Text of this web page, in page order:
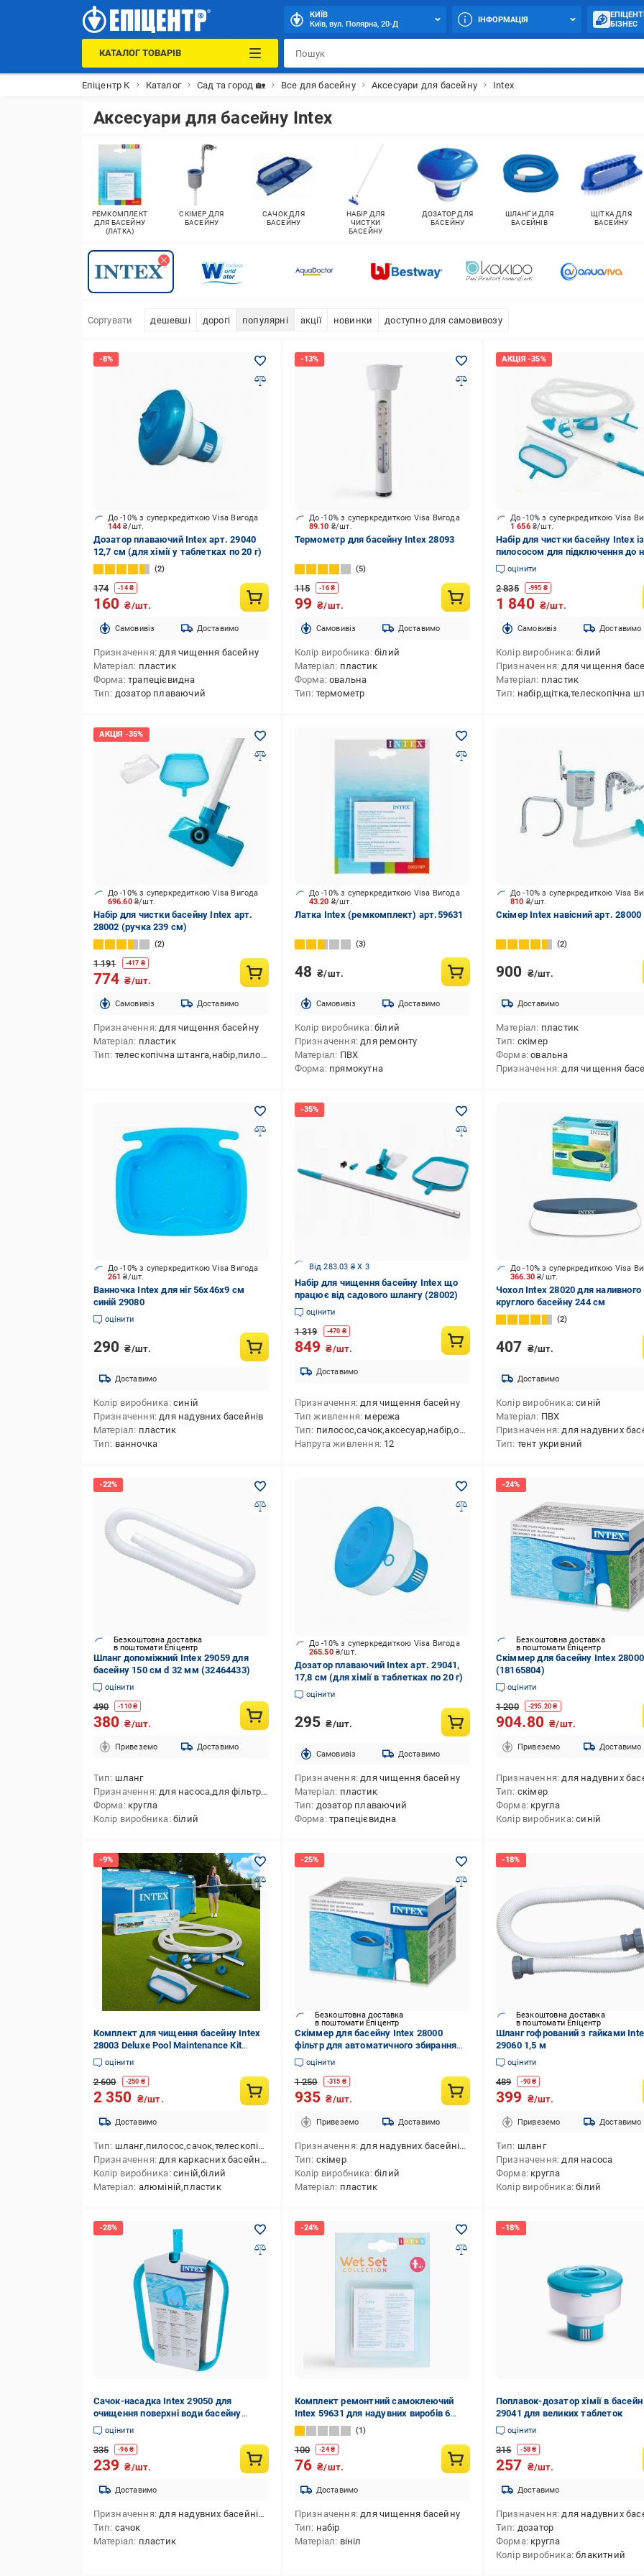
КИЇВ
Київ, вул. Полярна, 20-Д
ІНФОРМАЦІЯ
БІЗНЕС
КАТАЛОГ ТОВАРІВ
Епіцентр К Каталог Сад та город 🏡 Все для басейну Аксесуари для басейну Intex
Аксесуари для басейну Intex
РЕМКОМПЛЕКТ
ДЛЯ БАСЕЙНУ
(ЛАТКА)
СКІМЕР ДЛЯ
БАСЕЙНУ
САЧОК ДЛЯ
БАСЕЙНУ
НАБІР ДЛЯ
ЧИСТКИ
БАСЕЙНУ
ДОЗАТОР ДЛЯ
БАСЕЙНУ
ШЛАНГИ ДЛЯ
БАСЕЙНІВ
ЩІТКА ДЛЯ
БАСЕЙНУ
Сортувати дешевші дорогі популярні акції новинки доступно для самовивозу
144₴/шт.
До -10% з суперкредиткою Visa Вигода
Дозатор плаваючий Intex арт. 29040
12,7 см (для хімії у таблетках по 20 г)
2
174 -14₴
160 ₴/шт.
Cамовивіз Доставимо
Призначення для чищення басейну
Матеріал пластик
Форма трапецієвидна
Тип дозатор плаваючий
89.10 ₴/шт.
До -10% з суперкредиткою Visa Вигода
Термометр для басейну Intex 28093
5
115 -16₴
99 ₴/шт.
Cамовивіз Доставимо
Колір виробника білий
Матеріал пластик
Форма овальна
Тип термометр
1 656 ₴/шт.
До -10% з суперкредиткою Visa
Набір для чистки басейну Intex із
пилососом для підключення до
арт. 28003
оцінити
2 835 -995 ₴
1 840 ₴/шт.
Cамовивіз Доставимо
Колір виробника білий
Призначення для чищення
Матеріал пластик
Тип набір,щітка,телескопічна
696.60 ₴/шт.
До -10% з суперкредиткою Visa Вигода
Набір для чистки басейну Intex арт.
28002 (ручка 239 см)
2
1 191 -417 ₴
774 ₴/шт.
Cамовивіз Доставимо
Призначення для чищення басейну
Матеріал пластик
Тип телескопічна штанга,набір,пилосос,сачок
43.20 ₴/шт.
До -10% з суперкредиткою Visa Вигода
Латка Intex (ремкомплект) арт.59631
3
48 ₴/шт.
Cамовивіз Доставимо
Колір виробника білий
Призначення для ремонту
Матеріал ПВХ
Форма прямокутна
810 ₴/шт.
До -10% з суперкредиткою Visa
Скімер Intex навісний арт. 28000
2
900 ₴/шт.
Доставимо
Матеріал пластик
Тип скімер
Форма овальна
Призначення для чищення
261₴/шт.
До -10% з суперкредиткою Visa Вигода
Ванночка Intex для ніг 56х46х9 см
синій 29080
оцінити
290 ₴/шт.
Доставимо
Колір виробника синій
Призначення для надувних басейнів
Матеріал пластик
Тип ванночка
Від 283.03 ₴ X 3
Набір для чищення басейну Intex що
працює від садового шлангу (28002)
оцінити
1 319 -470 ₴
849 ₴/шт.
Доставимо
Призначення для чищення басейну
Тип живлення мережа
Тип пилосос,сачок,аксесуар,набір,очищувач
Напруга живлення 12
366.30₴/шт.
До -10% з суперкредиткою Visa
Чохол Intex 28020 для наливного
круглого басейну 244 см
2
407 ₴/шт.
Доставимо
Колір виробника синій
Матеріал ПВХ
Призначення для надувних
Тип тент укривний
Безкоштовна доставка
в поштомати Епіцентр
Шланг допоміжний Intex 29059 для
басейну 150 см d 32 мм (32464433)
оцінити
490 -110₴
380 ₴/шт.
Привеземо Доставимо
Тип шланг
Призначення для насоса,для фільтрів
Форма кругла
Колір виробника білий
265.50₴/шт.
До -10% з суперкредиткою Visa Вигода
Дозатор плаваючий Intex арт. 29041,
17,8 см (для хімії в таблетках по 20 г)
оцінити
295 ₴/шт.
Cамовивіз Доставимо
Призначення для чищення басейну
Матеріал пластик
Тип дозатор плаваючий
Форма трапецієвидна
Безкоштовна доставка
в поштомати Епіцентр
Скіммер для басейну Intex 28000
(18165804)
оцінити
1 200 -295.20 ₴
904.80 ₴/шт.
Привеземо Доставимо
Призначення для надувних басейнів,для каркасних басейнів,для
Тип скімер
Форма кругла
Колір виробника синій
Комплект для чищення басейну Intex
28003 Deluxe Pool Maintenance Kit
(JH5520)
оцінити
2 600 -250 ₴
2 350 ₴/шт.
Доставимо
Тип шланг,пилосос,сачок,телескопічна штанга,набір,щітка,очищувач
Призначення для каркасних басейнів,для чищення басейну
Колір виробника синій,білий
Матеріал алюміній,пластик
Безкоштовна доставка
в поштомати Епіцентр
Скіммер для басейну Intex 28000
фільтр для автоматичного збирання
сміття в басейні (28000)
оцінити
1 250 -315 ₴
935 ₴/шт.
Привеземо Доставимо
Призначення для надувних басейнів,для каркасних басейнів,для чищення басейну,для насоса
Тип скімер
Колір виробника білий
Матеріал пластик
Безкоштовна доставка
в поштомати Епіцентр
Шланг гофрований з гайками
29060 1,5 м
оцінити
489 -90₴
399 ₴/шт.
Привеземо Доставимо
Тип шланг
Призначення для насоса
Форма кругла
Колір виробника білий
Сачок-насадка Intex 29050 для
очищення поверхні води басейну
(32473783)
оцінити
335 -96₴
239 ₴/шт.
Доставимо
Призначення для надувних басейнів,для каркасних басейнів,для чищення басейну
Тип сачок
Матеріал пластик
Комплект ремонтний самоклеючий
Intex 59631 для надувних виробів 6
латок 7х7 см (14426144)
1
100 -24₴
76 ₴/шт.
Доставимо
Призначення для чищення басейну
Тип набір
Матеріал вініл
Поплавок-дозатор хімії в
29041 для великих таблеток
оцінити
315 -58₴
257 ₴/шт.
Доставимо
Призначення для надувних басейнів,для каркасних басейнів,для чищення
Тип дозатор
Форма кругла
Колір виробника блакитний